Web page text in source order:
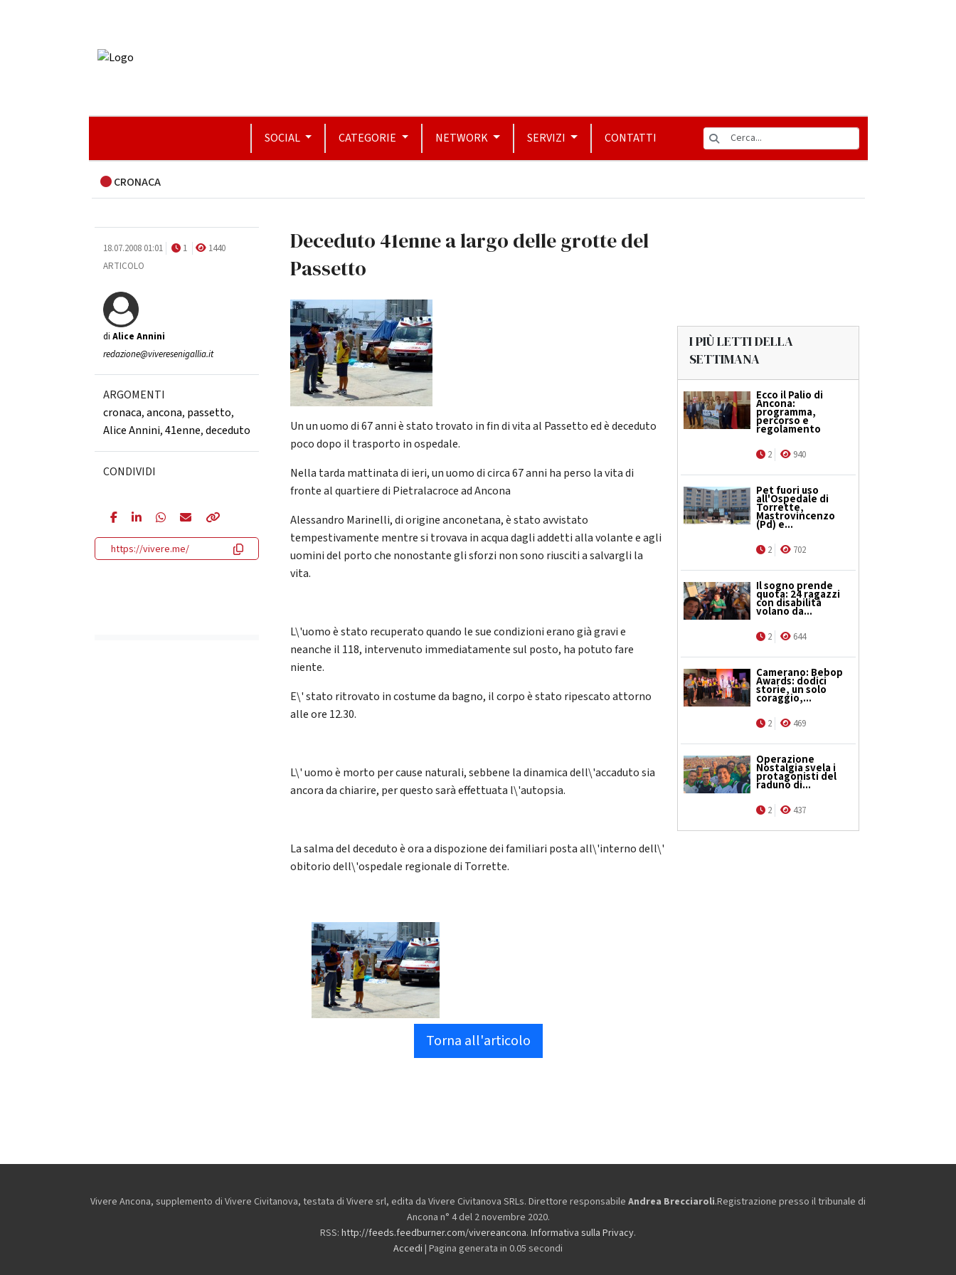
SOCIAL CATEGORIE NETWORK SERVIZI CONTATTI
CRONACA
18.07.2008 01:01 1
1440
ARTICOLO
di Alice Annini
redazione@viveresenigallia.it
ARGOMENTI
cronaca,ancona, passetto,
Alice Annini,41enne,deceduto
CONDIVIDI
https://vivere.me/
Deceduto 41enne a largo delle grotte del
Passetto
Un un uomo di 67 anni è stato trovato in fin di vita al Passetto ed è deceduto
poco dopo il trasporto in ospedale.
Nella tarda mattinata di ieri, un uomo di circa 67 anni ha perso la vita di
fronte al quartiere di Pietralacroce ad Ancona
Alessandro Marinelli, di origine anconetana, è stato avvistato
tempestivamente mentre si trovava in acqua dagli addetti alla volante e agli
uomini del porto che nonostante gli sforzi non sono riusciti a salvargli la
vita.
L\'uomo è stato recuperato quando le sue condizioni erano già gravi e
neanche il 118, intervenuto immediatamente sul posto, ha potuto fare
niente.
E\' stato ritrovato in costume da bagno, il corpo è stato ripescato attorno
alle ore 12.30.
L\' uomo è morto per cause naturali, sebbene la dinamica dell\'accaduto sia
ancora da chiarire, per questo sarà effettuata l\'autopsia.
La salma del deceduto è ora a dispozione dei familiari posta all\'interno dell\'
obitorio dell\'ospedale regionale di Torrette.
Torna all'articolo
I PIÙ LETTI DELLA
SETTIMANA
Ecco il Palio di
Ancona:
programma,
percorso e
regolamento
2 940
Pet fuori uso
all'Ospedale di
Torrette,
Mastrovincenzo
(Pd) e...
2 702
Il sogno prende
quota: 24 ragazzi
con disabilità
volano da...
2 644
Camerano: Bebop
Awards: dodici
storie, un solo
coraggio,...
2 469
Operazione
Nostalgia svela i
protagonisti del
raduno di...
2 437
Vivere Ancona, supplemento di Vivere Civitanova, testata di Vivere srl, edita da Vivere Civitanova SRLs. Direttore responsabile Andrea Brecciaroli.Registrazione presso il tribunale di
Ancona n° 4 del 2 novembre 2020.
RSS: http://feeds.feedburner.com/vivereancona. Informativa sulla Privacy.
Accedi | Pagina generata in 0.05 secondi